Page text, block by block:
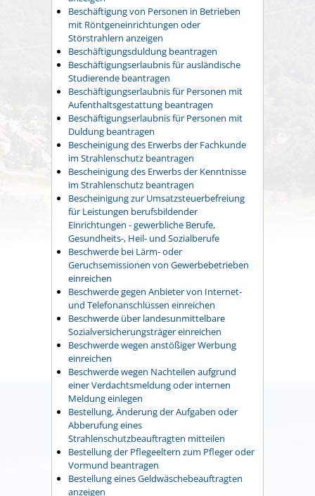
Beschäftigung von Personen in Betrieben
mit Röntgeneinrichtungen oder
Störstrahlern anzeigen
Beschäftigungsduldung beantragen
Beschäftigungserlaubnis für ausländische
Studierende beantragen
Beschäftigungserlaubnis für Personen mit
Aufenthaltsgestattung beantragen
Beschäftigungserlaubnis für Personen mit
Duldung beantragen
Bescheinigung des Erwerbs der Fachkunde
im Strahlenschutz beantragen
Bescheinigung des Erwerbs der Kenntnisse
im Strahlenschutz beantragen
Bescheinigung zur Umsatzsteuerbefreiung
für Leistungen berufsbildender
Einrichtungen - gewerbliche Berufe,
Gesundheits-, Heil- und Sozialberufe
Beschwerde bei Lärm- oder
Geruchsemissionen von Gewerbebetrieben
einreichen
Beschwerde gegen Anbieter von Internet-
und Telefonanschlüssen einreichen
Beschwerde über landesunmittelbare
Sozialversicherungsträger einreichen
Beschwerde wegen anstößiger Werbung
einreichen
Beschwerde wegen Nachteilen aufgrund
einer Verdachtsmeldung oder internen
Meldung einlegen
Bestellung, Änderung der Aufgaben oder
Abberufung eines
Strahlenschutzbeauftragten mitteilen
Bestellung der Pflegeeltern zum Pfleger oder
Vormund beantragen
Bestellung eines Geldwäschebeauftragten
anzeigen